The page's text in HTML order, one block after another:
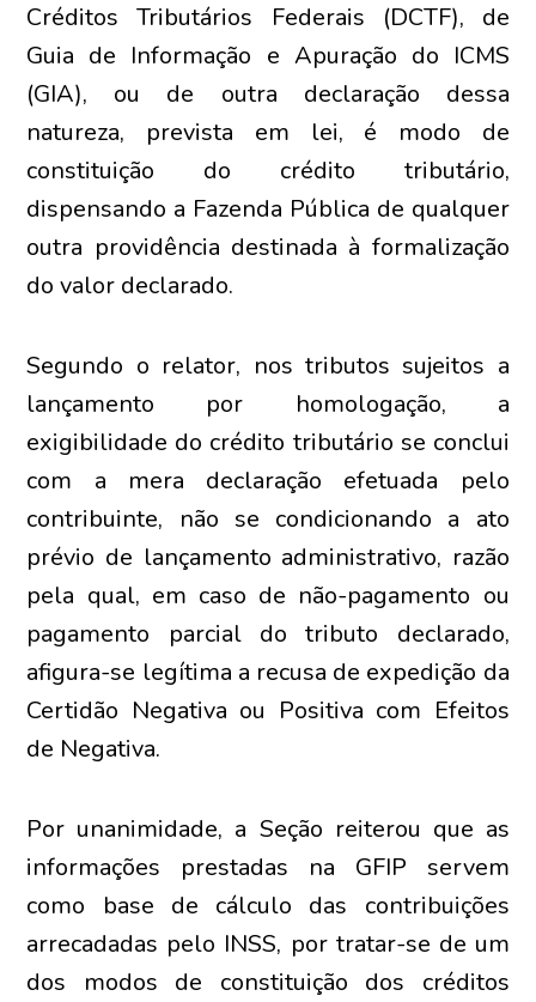
Créditos Tributários Federais (DCTF), de
Guia de Informação e Apuração do ICMS
(GIA), ou de outra declaração dessa
natureza, prevista em lei, é modo de
constituição do crédito tributário,
dispensando a Fazenda Pública de qualquer
outra providência destinada à formalização
do valor declarado.
Segundo o relator, nos tributos sujeitos a
lançamento por homologação, a
exigibilidade do crédito tributário se conclui
com a mera declaração efetuada pelo
contribuinte, não se condicionando a ato
prévio de lançamento administrativo, razão
pela qual, em caso de não-pagamento ou
pagamento parcial do tributo declarado,
afigura-se legítima a recusa de expedição da
Certidão Negativa ou Positiva com Efeitos
de Negativa.
Por unanimidade, a Seção reiterou que as
informações prestadas na GFIP servem
como base de cálculo das contribuições
arrecadadas pelo INSS, por tratar-se de um
dos modos de constituição dos créditos